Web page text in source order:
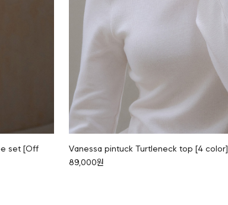
set [Off
Vanessa pintuck Turtleneck top [4 color]
89,000원